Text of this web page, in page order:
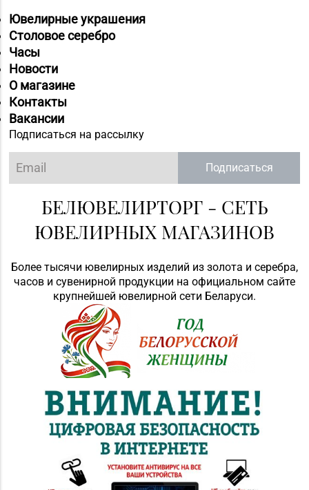
Ювелирные украшения
Столовое серебро
Часы
Новости
О магазине
Контакты
Вакансии
Подписаться на рассылку
Подписаться
БЕЛЮВЕЛИРТОРГ - СЕТЬ
ЮВЕЛИРНЫХ МАГАЗИНОВ
Более тысячи ювелирных изделий из золота и серебра,
часов и сувенирной продукции на официальном сайте
крупнейшей ювелирной сети Беларуси.